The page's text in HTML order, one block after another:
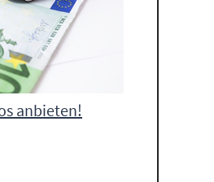
anbieten!